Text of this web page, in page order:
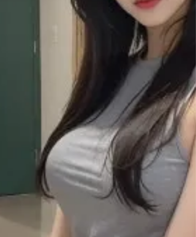
병행할 때 부담이 덜하다고 느끼는 사람들이 많다.
N잡러 수입 예측이 비교적 명확한 구조 역시 N잡
에게 중요한 요소다. 시급 알바는 근무 시간이 늘어